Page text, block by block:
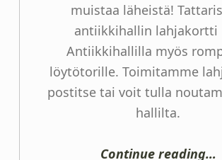
muistaa läheistä!
antiikkihallin lahjakortti
Antiikkihallilla myös
löytötorille. Toimitamme
postitse tai voit tulla
hallilta.
Continue reading…